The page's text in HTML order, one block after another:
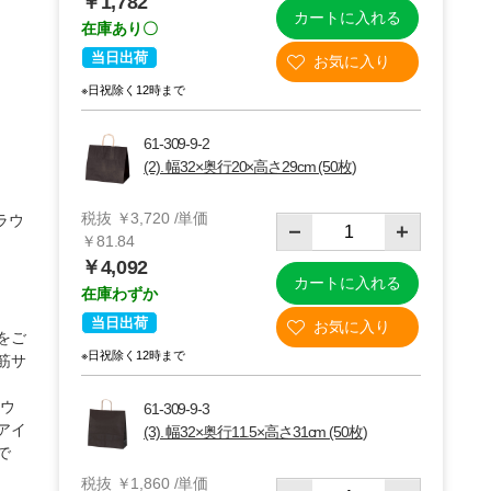
(2)32×20×29cm 50枚
ウ
ご
サ
イ
在庫あり〇
当日出荷
※日祝除く12時まで
カートに入れる
61-309-9-2
(2). 幅32×奥行20×高さ29cm (50枚)
税抜 ￥3,720 /単価
￥81.84
￥4,092
在庫わずか
当日出荷
※日祝除く12時まで
カートに入れる
61-309-9-3
(3). 幅32×奥行11.5×高さ31cm (50枚)
税抜 ￥1,860 /単価